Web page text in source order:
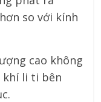
so với kính
cao không
khí li ti bên